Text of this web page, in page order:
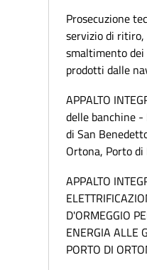
Prosecuzione
servizio di
smaltimento
prodotti dalle
APPALTO
delle banchine -
di San
Ortona, Porto di
APPALTO
D'ORMEGGIO
ENERGIA ALLE
PORTO DI